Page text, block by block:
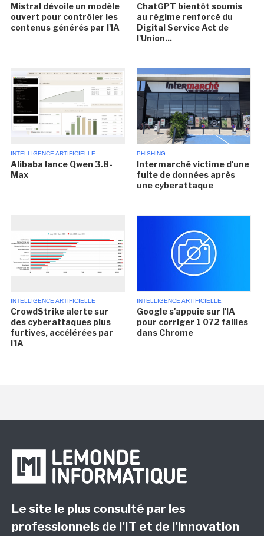
Mistral dévoile un modèle
ouvert pour contrôler les
contenus générés par l'IA
ChatGPT bientôt soumis
au régime renforcé du
Digital Service Act de
l'Union...
INTELLIGENCE ARTIFICIELLE
Alibaba lance Qwen 3.8-
Max
PHISHING
Intermarché victime d'une
fuite de données après
une cyberattaque
INTELLIGENCE ARTIFICIELLE
CrowdStrike alerte sur
des cyberattaques plus
furtives, accélérées par
l'IA
INTELLIGENCE ARTIFICIELLE
Google s'appuie sur l'IA
pour corriger 1 072 failles
dans Chrome
Le site le plus consulté par les
professionnels de l’IT et de l’innovation